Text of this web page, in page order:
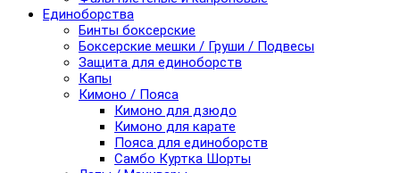
Единоборства
Бинты боксерские
Боксерские мешки / Груши / Подвесы
Защита для единоборств
Капы
Кимоно / Пояса
Кимоно для дзюдо
Кимоно для карате
Пояса для единоборств
Самбо Куртка Шорты